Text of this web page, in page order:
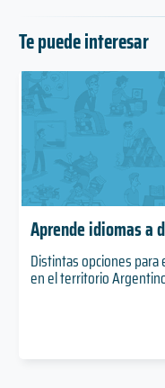
Te puede interesar
Aprende idiomas a
Distintas opciones
en el territorio